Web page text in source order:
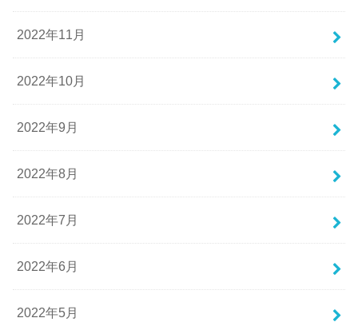
2022年11月
2022年10月
2022年9月
2022年8月
2022年7月
2022年6月
2022年5月